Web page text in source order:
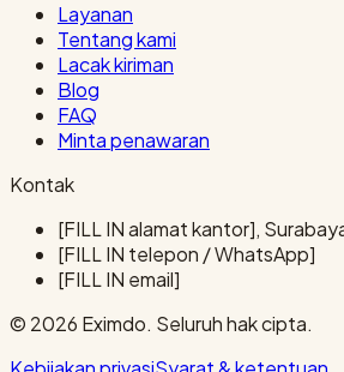
Layanan
Tentang kami
Lacak kiriman
Blog
FAQ
Minta penawaran
Kontak
[FILL IN alamat kantor],
[FILL IN telepon / WhatsApp]
[FILL IN email]
© 2026 Eximdo. Seluruh hak cipta.